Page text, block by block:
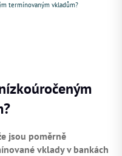
termínovaným vkladům?
jsou poměrně
vklady v bankách